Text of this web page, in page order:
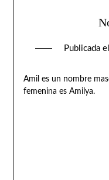
Publicada el
Amil es un nombre
femenina es Amilya.